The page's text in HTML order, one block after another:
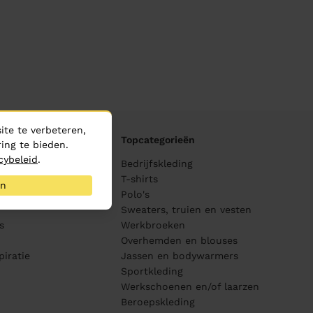
Topcategorieën
Bedrijfskleding
T-shirts
Polo's
Sweaters, truien en vesten
Werkbroeken
Overhemden en blouses
Jassen en bodywarmers
Sportkleding
Werkschoenen en/of laarzen
Beroepskleding
te verbeteren,
te bieden.
.